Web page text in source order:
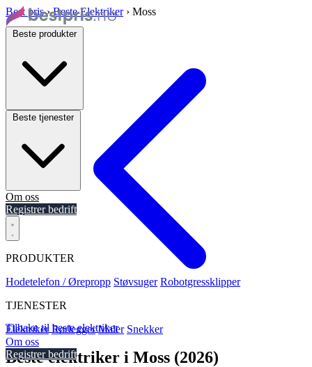
Beste produkter
Beste tjenester
Om oss
Registrer bedrift
PRODUKTER
Hodetelefon / Ørepropp Støvsuger Robotgressklipper
TJENESTER
Elektriker Rørlegger Maler Snekker
Om oss
Registrer bedrift
Best pris › Beste Elektriker › Moss
Tilbake til beste elektriker
Beste elektriker i Moss (2026)